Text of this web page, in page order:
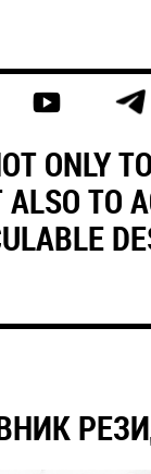
ONLY
TO